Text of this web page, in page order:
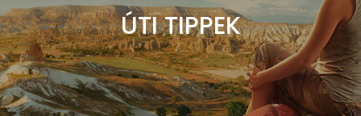
ÚTI TIPPEK